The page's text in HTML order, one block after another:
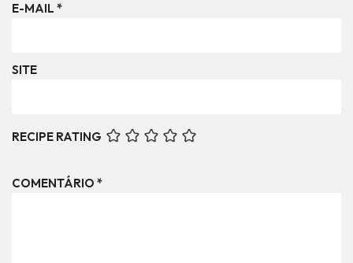
E-MAIL *
SITE
RECIPE RATING
COMENTÁRIO *